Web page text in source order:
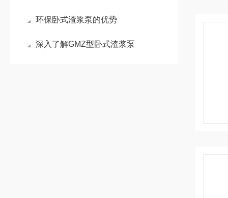
环保卧式渣浆泵的优势
深入了解GMZ型卧式渣浆泵